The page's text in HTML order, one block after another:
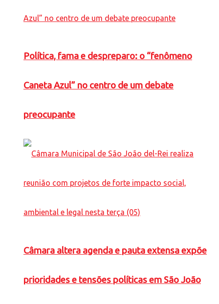
Política, fama e despreparo: o “fenômeno
Caneta Azul” no centro de um debate
preocupante
Câmara altera agenda e pauta extensa expõe
prioridades e tensões políticas em São João